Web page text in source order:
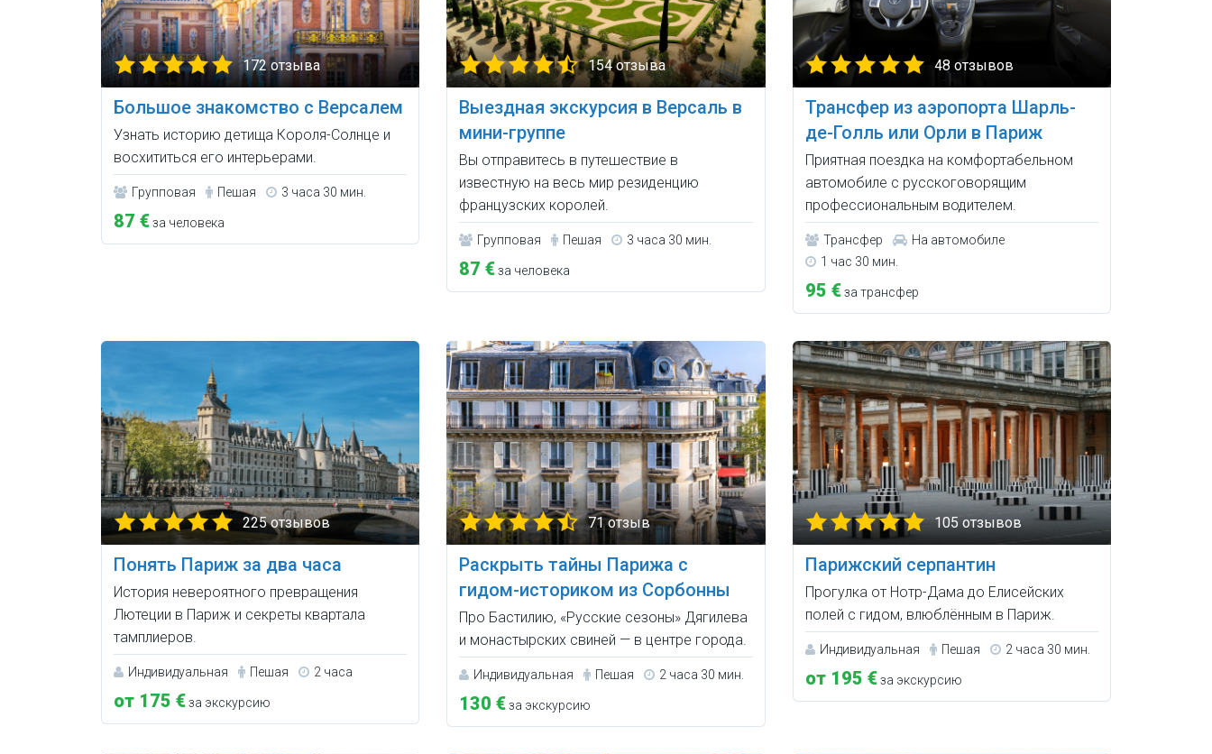
172 отзыва
Большое знакомство с Версалем
Узнать историю детища Короля-Солнце и
восхититься его интерьерами.
Групповая Пешая 3 часа 30 мин.
87 €за человека
154 отзыва
Выездная экскурсия в Версаль в
мини-группе
Вы отправитесь в путешествие в
известную на весь мир резиденцию
французских королей.
Групповая Пешая 3 часа 30 мин.
87 €за человека
48 отзывов
Трансфер из аэропорта Шарль-
де-Голль или Орли в Париж
Приятная поездка на комфортабельном
автомобиле с русскоговорящим
профессиональным водителем.
Трансфер
На автомобиле
1 час 30 мин.
95 €за трансфер
225 отзывов
Понять Париж за два часа
История невероятного превращения
Лютеции в Париж и секреты квартала
тамплиеров.
Индивидуальная Пешая 2 часа
от 175 €за экскурсию
71 отзыв
Раскрыть тайны Парижа с
гидом-историком из Сорбонны
Про Бастилию, «Русские сезоны» Дягилева
и монастырских свиней — в центре города.
Индивидуальная Пешая 2 часа 30 мин.
130 €за экскурсию
105 отзывов
Парижский серпантин
Прогулка от Нотр-Дама до Елисейских
полей с гидом, влюблённым в Париж.
Индивидуальная Пешая 2 часа 30 мин.
от 195 €за экскурсию